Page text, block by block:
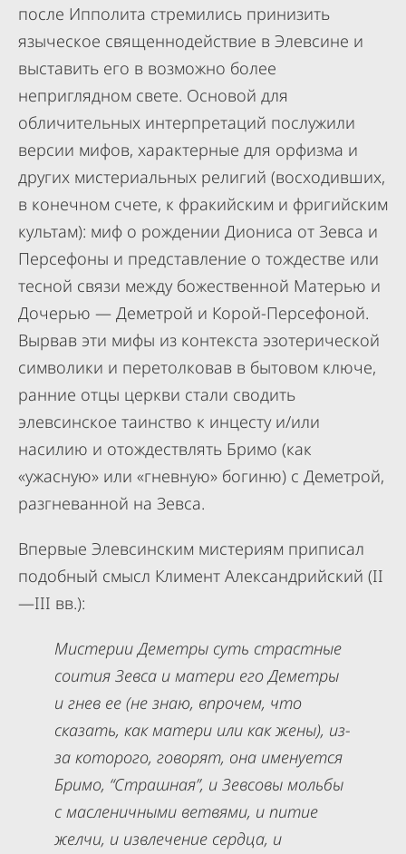
после Ипполита стремились принизить
языческое священнодействие в Элевсине и
выставить его в возможно более
неприглядном свете. Основой для
обличительных интерпретаций послужили
версии мифов, характерные для орфизма и
других мистериальных религий (восходивших,
в конечном счете, к фракийским и фригийским
культам): миф о рождении Диониса от Зевса и
Персефоны и представление о тождестве или
тесной связи между божественной Матерью и
Дочерью — Деметрой и Корой-Персефоной.
Вырвав эти мифы из контекста эзотерической
символики и перетолковав в бытовом ключе,
ранние отцы церкви стали сводить
элевсинское таинство к инцесту и/или
насилию и отождествлять Бримо (как
«ужасную» или «гневную» богиню) с Деметрой,
разгневанной на Зевса.
Впервые Элевсинским мистериям приписал
подобный смысл Климент Александрийский (II
—III вв.):
Мистерии Деметры суть страстные
соития Зевса и матери его Деметры
и гнев ее (не знаю, впрочем, что
сказать, как матери или как жены), из-
за которого, говорят, она именуется
Бримо, “Страшная”, и Зевсовы мольбы
с масленичными ветвями, и питие
желчи, и извлечение сердца, и